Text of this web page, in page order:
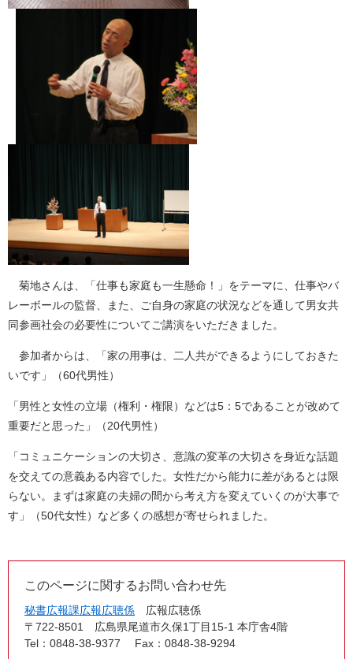
菊地さんは、「仕事も家庭も一生懸命！」をテーマに、仕事やバ
レーボールの監督、また、ご自身の家庭の状況などを通して男女共
同参画社会の必要性についてご講演をいただきました。
参加者からは、「家の用事は、二人共ができるようにしておきた
いです」（60代男性）
「男性と女性の立場（権利・権限）などは5：5であることが改めて
重要だと思った」（20代男性）
「コミュニケーションの大切さ、意識の変革の大切さを身近な話題
を交えての意義ある内容でした。女性だから能力に差があるとは限
らない。まずは家庭の夫婦の間から考え方を変えていくのが大事で
す」（50代女性）など多くの感想が寄せられました。
このページに関するお問い合わせ先
秘書広報課広報広聴係
広報広聴係
〒722-8501
広島県尾道市久保1丁目15-1 本庁舎4階
Tel：0848-38-9377
Fax：0848-38-9294